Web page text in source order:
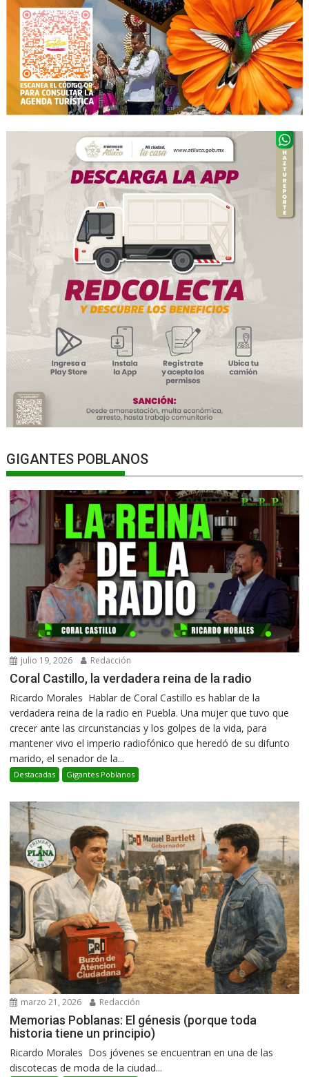
GIGANTES POBLANOS
julio 19, 2026 Redacción
Coral Castillo, la verdadera reina de la radio
Ricardo Morales Hablar de Coral Castillo es hablar de la
verdadera reina de la radio en Puebla. Una mujer que tuvo que
crecer ante las circunstancias y los golpes de la vida, para
mantener vivo el imperio radiofónico que heredó de su difunto
marido, el senador de la...
Destacadas Gigantes Poblanos
marzo 21, 2026 Redacción
Memorias Poblanas: El génesis (porque toda
historia tiene un principio)
Ricardo Morales Dos jóvenes se encuentran en una de las
discotecas de moda de la ciudad...